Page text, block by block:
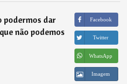
podermos dar
não podemos
Facebook
Twitter
WhatsApp
Imagem